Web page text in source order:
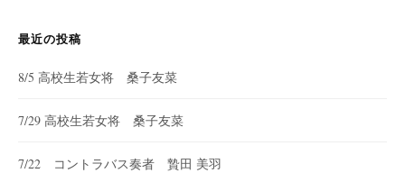
最近の投稿
8/5 高校生若女将 桑子友菜
7/29 高校生若女将 桑子友菜
7/22 コントラバス奏者 贄田 美羽